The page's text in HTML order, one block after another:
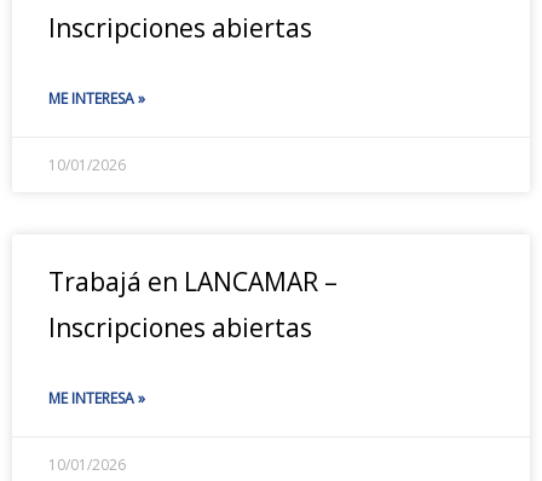
Inscripciones abiertas
ME INTERESA »
10/01/2026
Trabajá en LANCAMAR –
Inscripciones abiertas
ME INTERESA »
10/01/2026